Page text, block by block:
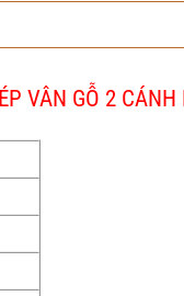
VÂN GỖ 2 CÁNH